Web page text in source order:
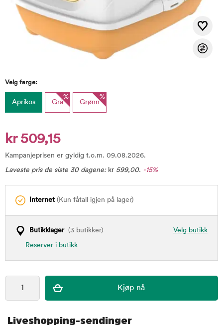
Velg farge:
Aprikos Grå
%
Grønn
%
kr 509,15
Kampanjeprisen er gyldig t.o.m. 09.08.2026.
Laveste pris de siste 30 dagene: kr 599,00. -15%
Internet (Kun fåtall igjen på lager)
Velg butikk
Butikklager(3 butikker)
Reserver i butikk
Liveshopping-sendinger